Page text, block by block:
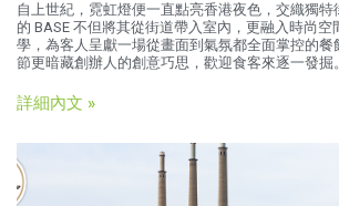
自上世紀，霓虹燈便一直點亮香港夜色，交織獨特
的 BASE 不但將其從街道帶入室內，更融入時尚
學，為客人呈獻一場從畫面到氣氛都全面掌控的餐
節更暗藏創辦人的創意巧思，歡迎食客來逐一發掘。
詳細內文 »